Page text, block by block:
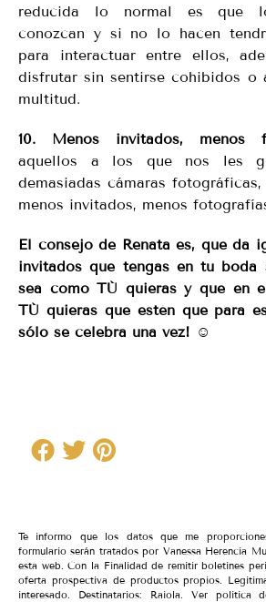
reducida lo normal es que
conozcan y si no lo hacen
para interactuar entre ellos,
disfrutar sin sentirse cohibidos o
multitud.
10. Menos invitados, menos
aquellos a los que nos les
demasiadas cámaras
menos invitados, menos
El consejo de Renata es, que da
invitados que tengas en tu boda
sea como TÚ quieras y que en
TÚ quieras que estén que para
sólo se celebra una vez! ☺
Te informo que los datos que me
formulario serán tratados por Vanessa Herencia
esta web. Con la Finalidad de remitir boletines
oferta prospectiva de productos propios.
interesado. Destinatarios: Raiola. Ver política